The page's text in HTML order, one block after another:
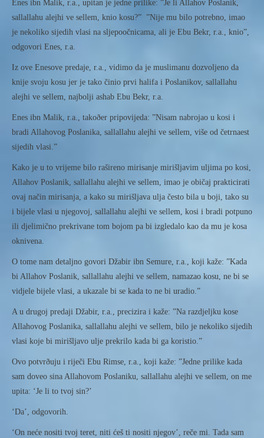
Enes ibn Malik, r.a., upitan je jedne prilike: ”Je li Allahov Poslanik,
sallallahu alejhi ve sellem, knio kosu?” ”Nije mu bilo potrebno, imao
je nekoliko sijedih vlasi na sljepoočnicama, ali je Ebu Bekr, r.a., knio”,
odgovori Enes, r.a.
Iz ove Enesove predaje, r.a., vidimo da je muslimanu dozvoljeno da
knije svoju kosu jer je tako činio prvi halifa i Poslanikov, sallallahu
alejhi ve sellem, najbolji ashab Ebu Bekr, r.a.
Enes ibn Malik, r.a., takoðer pripovijeda: ”Nisam nabrojao u kosi i
bradi Allahovog Poslanika, sallallahu alejhi ve sellem, više od četrnaest
sijedih vlasi.”
Kako je u to vrijeme bilo rašireno mirisanje mirišljavim uljima po kosi,
Allahov Poslanik, sallallahu alejhi ve sellem, imao je običaj prakticirati
ovaj način mirisanja, a kako su mirišljava ulja često bila u boji, tako su
i bijele vlasi u njegovoj, sallallahu alejhi ve sellem, kosi i bradi potpuno
ili djelimično prekrivane tom bojom pa bi izgledalo kao da mu je kosa
oknivena.
O tome nam detaljno govori Džabir ibn Semure, r.a., koji kaže: ”Kada
bi Allahov Poslanik, sallallahu alejhi ve sellem, namazao kosu, ne bi se
vidjele bijele vlasi, a ukazale bi se kada to ne bi uradio.”
A u drugoj predaji Džabir, r.a., precizira i kaže: ”Na razdjeljku kose
Allahovog Poslanika, sallallahu alejhi ve sellem, bilo je nekoliko sijedih
vlasi koje bi mirišljavo ulje prekrilo kada bi ga koristio.”
Ovo potvrðuju i riječi Ebu Rimse, r.a., koji kaže: ”Jedne prilike kada
sam doveo sina Allahovom Poslaniku, sallallahu alejhi ve sellem, on me
upita: ‘Je li to tvoj sin?’
‘Da’, odgovorih.
‘On neće nositi tvoj teret, niti ćeš ti nositi njegov’, reče mi. Tada sam